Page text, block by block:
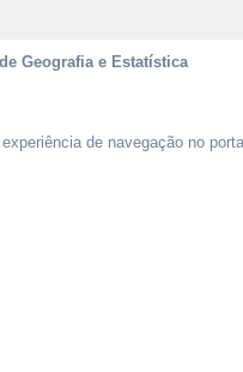
Geografia e Estatística
de navegação no